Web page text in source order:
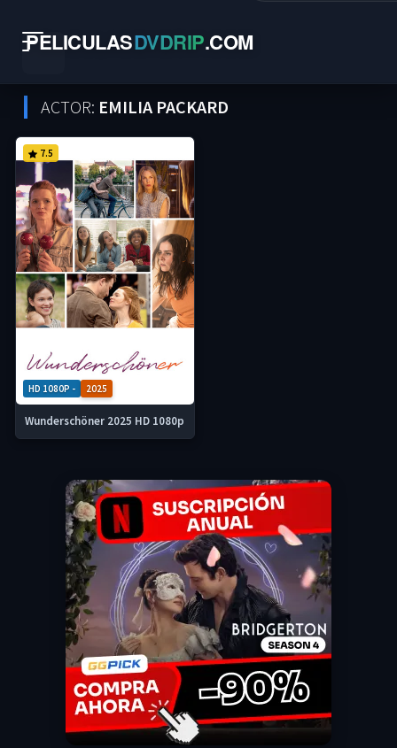
PELICULASDVDRIP.COM
ACTOR: EMILIA PACKARD
HD 1080P - 2025
7.5
Wunderschöner 2025 HD 1080p